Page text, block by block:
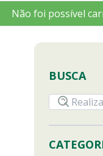
Não foi possível
BUSCA